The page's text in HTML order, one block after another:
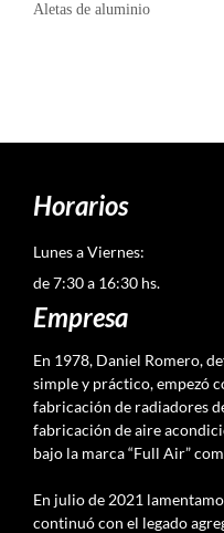
Aletas de aluminio
Horarios
Lunes a Viernes:
de 7:30 a 16:30 hs.
Empresa
En 1978, Daniel Romero,
simple y práctico, empezó
fabricación de radiadores
fabricación de aire
bajo la marca “Full Air”
En julio de 2021
continuó con el legado